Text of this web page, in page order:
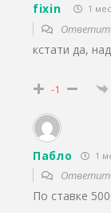
fixin 1
кстати да,
-1
Пабло 1
По ставке